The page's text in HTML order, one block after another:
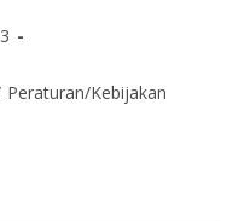
Peraturan/Kebijakan